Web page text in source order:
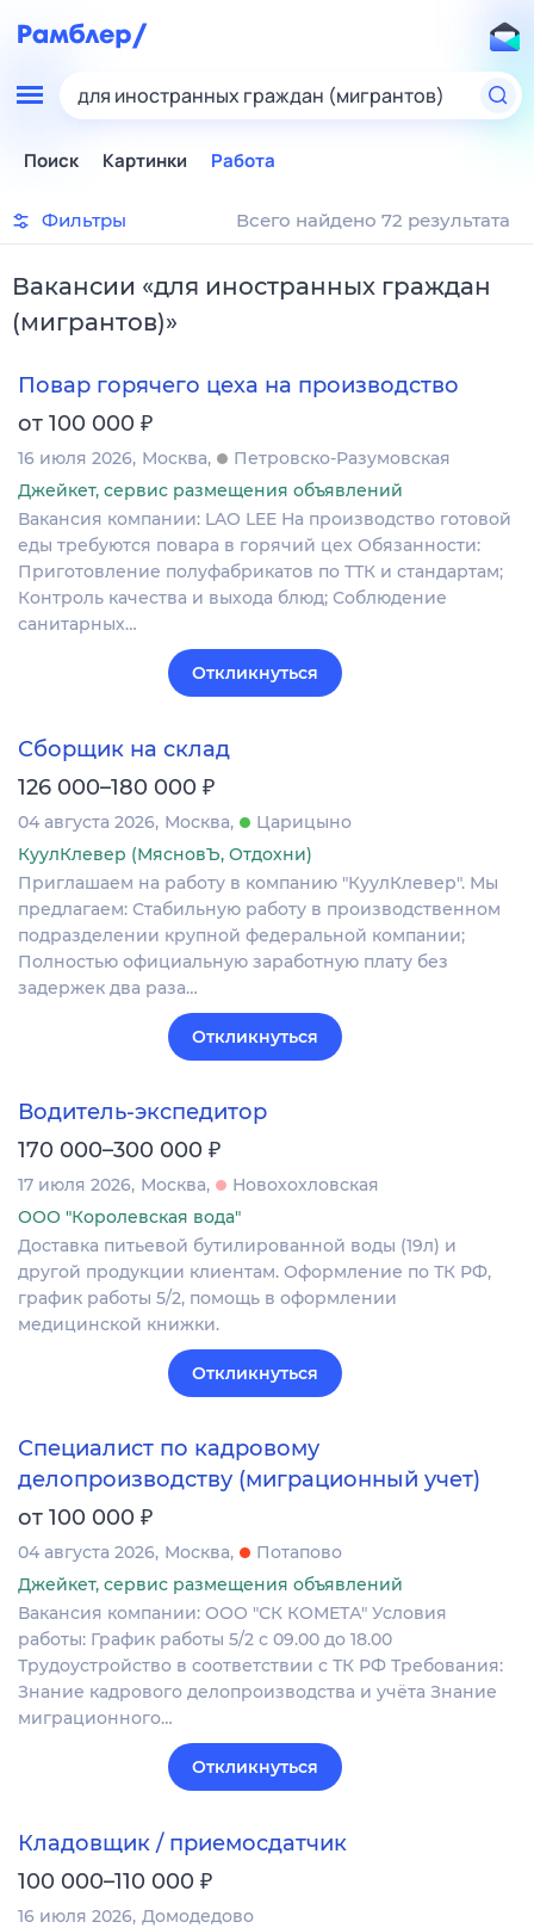
для иностранных граждан (мигрантов)
Поиск Картинки Работа
Фильтры Всего найдено 72 результата
Вакансии «для иностранных граждан
(мигрантов)»
Повар горячего цеха на производство
от 100 000 ₽
16 июля 2026 Москва
Петровско-Разумовская
Джейкет, сервис размещения объявлений
Вакансия компании: LAO LEE На производство готовой
еды требуются повара в горячий цех Обязанности:
Приготовление полуфабрикатов по ТТК и стандартам;
Контроль качества и выхода блюд; Соблюдение
санитарных…
Откликнуться
Сборщик на склад
126 000–180 000 ₽
04 августа 2026 Москва
Царицыно
КуулКлевер (МясновЪ, Отдохни)
Приглашаем на работу в компанию "КуулКлевер". Мы
предлагаем: Стабильную работу в производственном
подразделении крупной федеральной компании;
Полностью официальную заработную плату без
задержек два раза…
Откликнуться
Водитель-экспедитор
170 000–300 000 ₽
17 июля 2026 Москва
Новохохловская
ООО "Королевская вода"
Доставка питьевой бутилированной воды (19л) и
другой продукции клиентам. Оформление по ТК РФ,
график работы 5/2, помощь в оформлении
медицинской книжки.
Откликнуться
Специалист по кадровому
делопроизводству (миграционный учет)
от 100 000 ₽
04 августа 2026 Москва
Потапово
Джейкет, сервис размещения объявлений
Вакансия компании: ООО "СК КОМЕТА" Условия
работы: График работы 5/2 с 09.00 до 18.00
Трудоустройство в соответствии с ТК РФ Требования:
Знание кадрового делопроизводства и учёта Знание
миграционного…
Откликнуться
Кладовщик / приемосдатчик
100 000–110 000 ₽
16 июля 2026 Домодедово